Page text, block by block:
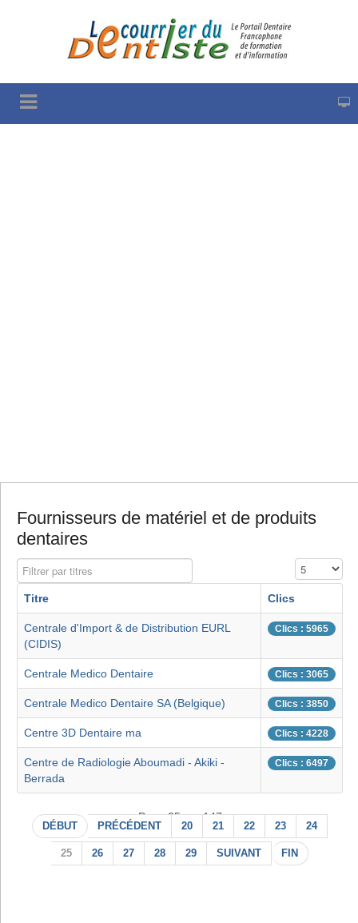
Fournisseurs de matériel et de produits
dentaires
Filtrer par titres Affichage #
Titre Clics
Centrale d'Import & de Distribution EURL
(CIDIS)
Clics : 5965
Centrale Medico Dentaire Clics : 3065
Centrale Medico Dentaire SA (Belgique) Clics : 3850
Centre 3D Dentaire ma Clics : 4228
Centre de Radiologie Aboumadi - Akiki -
Berrada
Clics : 6497
Page 25 sur 147
DÉBUT PRÉCÉDENT 20 21 22 23 24
25 26 27 28 29 SUIVANT FIN